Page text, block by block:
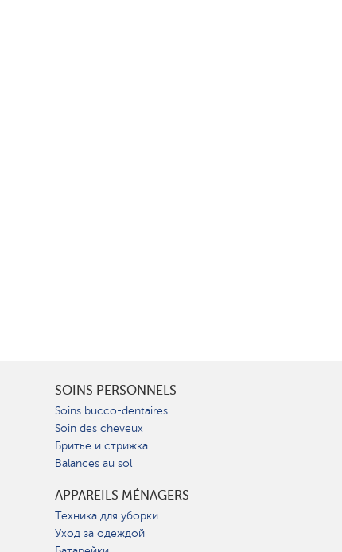
SOINS PERSONNELS
Soins bucco-dentaires
Soin des cheveux
Бритье и стрижка
Balances au sol
APPAREILS MÉNAGERS
Техника для уборки
Уход за одеждой